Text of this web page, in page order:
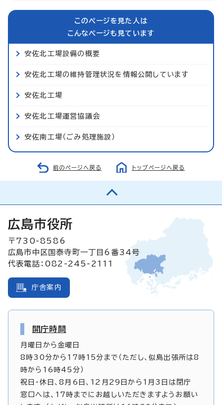
このページを見た人は
こんなページも見ています
安佐北工場設備の概要
安佐北工場の維持管理状況を情報公開しています
安佐北工場
安佐北工場運営協議会
安佐南工場（ごみ処理施設）
前のページへ戻る トップページへ戻る
広島市役所
〒730-8586
広島市中区国泰寺町一丁目6番34号
代表電話：082-245-2111
庁舎案内
開庁時間
月曜日から金曜日
8時30分から17時15分まで（ただし、似島出張所は8
時から16時45分）
祝日・休日、8月6日、12月29日から1月3日は閉庁
窓口へは、17時までにお越しいただきますようお願い